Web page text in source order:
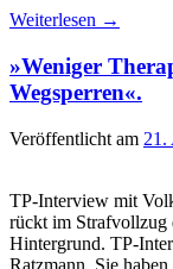
Weiterlesen →
»Weniger
Wegsperren«.
Veröffentlicht am 21.
TP-Interview mit
rückt im Strafvollzug
Hintergrund. TP-
Ratzmann, Sie